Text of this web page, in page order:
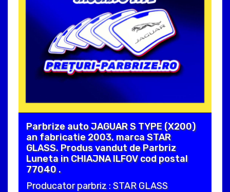
Parbrize auto JAGUAR S TYPE (X200)
an fabricatie 2003, marca STAR
GLASS. Produs vandut de Parbriz
Luneta in CHIAJNA ILFOV cod postal
77040 .
Producator parbriz : STAR GLASS